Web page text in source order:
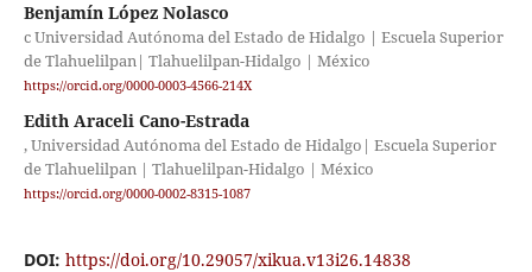
Benjamín López Nolasco
c Universidad Autónoma del Estado de Hidalgo | Escuela Superior
de Tlahuelilpan| Tlahuelilpan-Hidalgo | México
https://orcid.org/0000-0003-4566-214X
Edith Araceli Cano-Estrada
, Universidad Autónoma del Estado de Hidalgo| Escuela Superior
de Tlahuelilpan | Tlahuelilpan-Hidalgo | México
https://orcid.org/0000-0002-8315-1087
DOI: https://doi.org/10.29057/xikua.v13i26.14838